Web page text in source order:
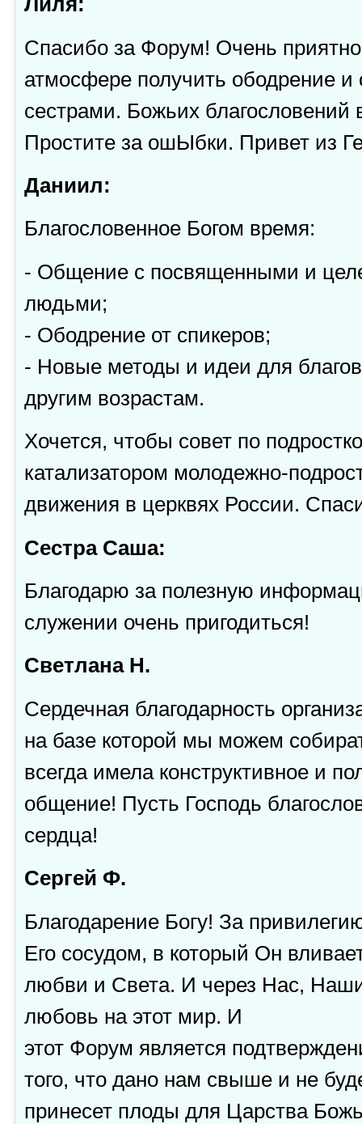
Спасибо за Форум! Очень
атмосфере получить ободрение
сестрами. Божьих благословений
Простите за ошЫбки. Привет из
Даниил:
Благословенное Богом время:
- Общение с посвященными и
людьми;
- Ободрение от спикеров;
- Новые методы и идеи для
другим возрастам.
Хочется, чтобы совет по
катализатором молодежно-
движения в церквях России.
Сестра Саша:
Благодарю за полезную
служении очень пригодиться!
Светлана Н.
Сердечная благодарность
на базе которой мы можем
всегда имела конструктивное и
общение! Пусть Господь
сердца!
Сергей Ф.
Благодарение Богу! За
Его сосудом, в который Он
любви и Света. И через Нас,
любовь на этот мир. И
этот Форум является
того, что дано нам свыше и не
принесет плоды для Царства